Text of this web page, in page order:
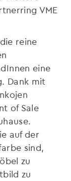
VME
reine
eine
Dank mit
of Sale
auf der
sind,
zu
zu